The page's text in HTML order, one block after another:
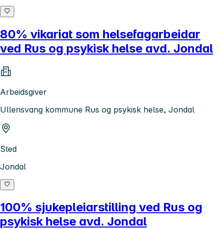
80% vikariat som helsefagarbeidar
ved Rus og psykisk helse avd. Jondal
Arbeidsgiver
Ullensvang kommune Rus og psykisk helse, Jondal
Sted
Jondal
100% sjukepleiarstilling ved Rus og
psykisk helse avd. Jondal